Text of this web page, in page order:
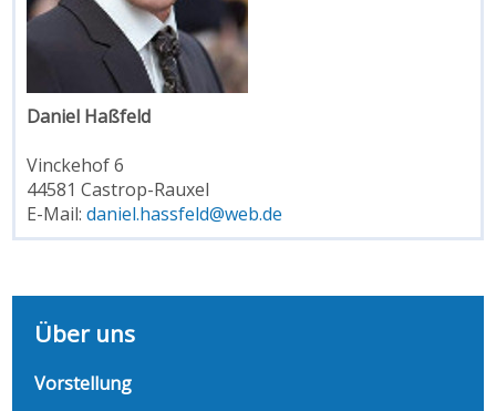
Daniel Haßfeld
Vinckehof 6
44581 Castrop-Rauxel
E-Mail:daniel.hassfeld@web.de
Über uns
Vorstellung